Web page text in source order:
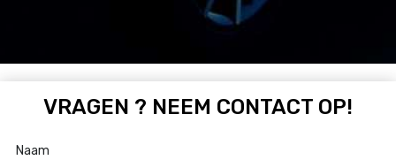
VRAGEN ? NEEM CONTACT OP!
Naam